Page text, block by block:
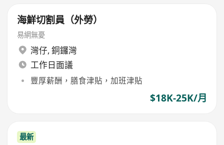
海鮮切割員（外勞）
易網無憂
灣仔, 銅鑼灣
工作日面議
豐厚薪酬，膳食津貼，加班津貼
$18K-25K/月
最新